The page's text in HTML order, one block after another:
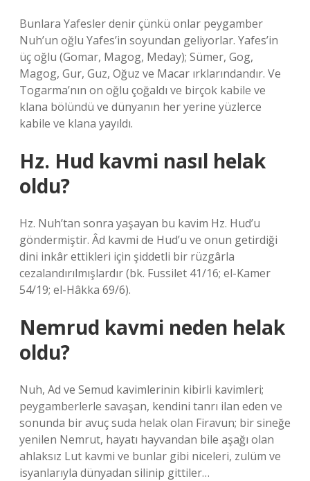
Bunlara Yafesler denir çünkü onlar peygamber
Nuh’un oğlu Yafes’in soyundan geliyorlar. Yafes’in
üç oğlu (Gomar, Magog, Meday); Sümer, Gog,
Magog, Gur, Guz, Oğuz ve Macar ırklarındandır. Ve
Togarma’nın on oğlu çoğaldı ve birçok kabile ve
klana bölündü ve dünyanın her yerine yüzlerce
kabile ve klana yayıldı.
Hz. Hud kavmi nasıl helak
oldu?
Hz. Nuh’tan sonra yaşayan bu kavim Hz. Hud’u
göndermiştir. Âd kavmi de Hud’u ve onun getirdiği
dini inkâr ettikleri için şiddetli bir rüzgârla
cezalandırılmışlardır (bk. Fussilet 41/16; el-Kamer
54/19; el-Hâkka 69/6).
Nemrud kavmi neden helak
oldu?
Nuh, Ad ve Semud kavimlerinin kibirli kavimleri;
peygamberlerle savaşan, kendini tanrı ilan eden ve
sonunda bir avuç suda helak olan Firavun; bir sineğe
yenilen Nemrut, hayatı hayvandan bile aşağı olan
ahlaksız Lut kavmi ve bunlar gibi niceleri, zulüm ve
isyanlarıyla dünyadan silinip gittiler…